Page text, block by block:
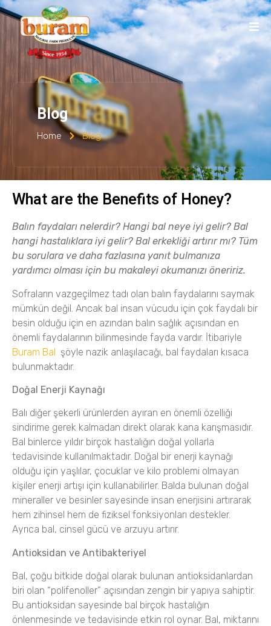
Blog
Home Blog
What are the Benefits of Honey?
Balın faydaları nelerdir? Hangi bal neye iyi gelir? Bal
hangi hastalıklara iyi gelir? Bal erkekliği artırır mı? Tüm
bu sorulara ve daha fazlasına yanıt bulmanıza
yardımcı olması için bu makaleyi okumanızı öneririz.
Sofraların vazgeçilmez tadı olan balın faydalarını saymak
mümkün değil. Ancak bal insan vücudu için çok faydalı bir
besin olduğu için en azından balın sağlık açısından en
önemli faydalarının bilinmesinde fayda vardır. İtibariyle
Buram Bal şöyle nazik anlaşılacağı, bal faydaları kısaca
bulunmaktadır.
Doğal Enerji Kaynağı
Balı diğer şekerli ürünlerden ayıran en önemli özelliği
sindirime gerek kalmadan direkt olarak kana karışmasıdır.
Bal binlerce yıldır birçok hastalığın doğal yollarla
tedavisinde kullanılmaktadır. Doğal bir enerji kaynağı
olduğu için yaşlılar, çocuklar ve kilo problemi olmayan
kişiler enerji artışı için kullanabilirler. Balda bulunan doğal
mineraller ve besinler sayesinde insan enerjisini artırarak
hem zihinsel hem de fiziksel fonksiyonları destekler.
Ayrıca bal, cinsel gücü ve arzuyu artırır.
Antioksidan ve Antibakteriyel
Bal, çoğu bitkide doğal olarak bulunan antioksidanlardan
biri olan “polifenoller” açısından zengin bir yapıya sahiptir.
Bu antioksidan sayesinde bal birçok hastalığın
önlenmesinde ve tedavisinde etkin rol oynar. Bal, miktarını